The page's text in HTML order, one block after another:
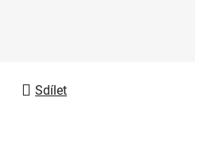
Sdílet